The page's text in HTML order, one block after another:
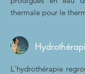
thermale pour le
L'hydrothérapie